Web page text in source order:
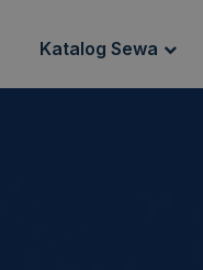
Katalog Sewa